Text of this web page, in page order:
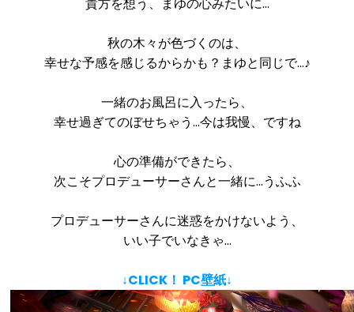
秋の木々が色づくのは、
幸せな予感を感じるからかも？まゆと同じで…♪
一緒のお風呂に入ったら、
幸せ過ぎてのぼせちゃう…今は我慢、ですね
心の準備ができたら、
次こそプロデューサーさんと一緒に…うふふ
プロデューサーさんに迷惑をかけないよう、
いい子でいなきゃ…
↓CLICK！ PC壁紙↓